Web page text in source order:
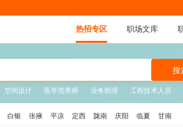
热招专区 职场文库
搜
空间设计 医学营养师 业务助理 工程技术人员
白银 张掖 平凉 定西 陇南 庆阳 临夏 甘南